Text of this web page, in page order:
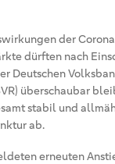
der
dürften nach
Deutschen
überschaubar
stabil und
ab.
erneuten